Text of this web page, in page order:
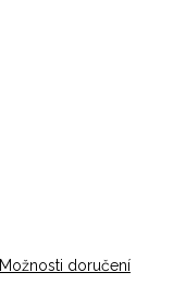
Možnosti doručení